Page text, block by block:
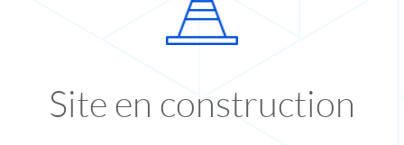
Site en construction